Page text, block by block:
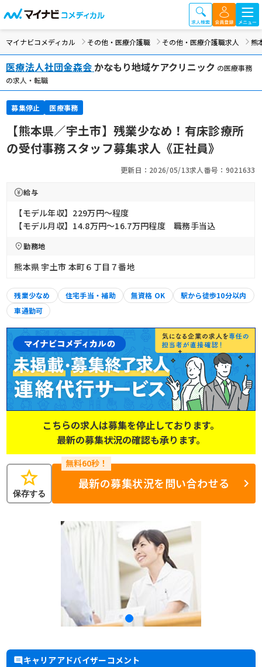
マイナビコメディカル その他・医療介護職 その他・医療介護職求人 熊
医療法人社団金森会 かなもり地域ケアクリニック の医療事務
の求人・転職
募集停止 医療事務
【熊本県／宇土市】残業少なめ！有床診療所
の受付事務スタッフ募集求人《正社員》
更新日：2026/05/13求人番号：9021633
給与
【モデル年収】229万円〜程度
【モデル月収】14.8万円〜16.7万円程度 職務手当込
勤務地
熊本県 宇土市 本町６丁目７番地
残業少なめ 住宅手当・補助 無資格 OK
駅から徒歩10分以内
車通勤可
こちらの求人は募集を停止しております。
最新の募集状況の確認も承ります。
star
保存する
最新の募集状況を問い合わせる
キャリアアドバイザーコメント